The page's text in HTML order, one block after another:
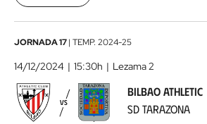
07
Bilbao
Athletic
-
SD
Tarazona
2024-
JORNADA 17| TEMP. 2024-25
14/12/2024 15:30h Lezama 2
VS
BILBAO ATHLETIC
SD TARAZONA